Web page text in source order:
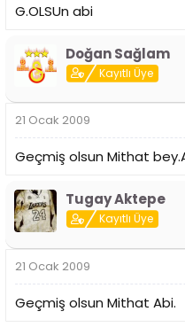
G.OLSUn abi
Doğan Sağlam
Kayıtlı Üye
21 Ocak 2009
Geçmiş olsun Mithat
Tugay Aktepe
Kayıtlı Üye
21 Ocak 2009
Geçmiş olsun Mithat Abi.